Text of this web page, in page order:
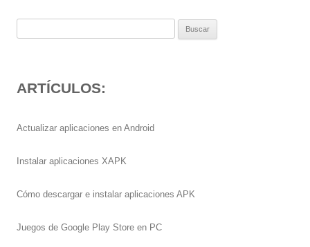
ARTÍCULOS:
Actualizar aplicaciones en Android
Instalar aplicaciones XAPK
Cómo descargar e instalar aplicaciones APK
Juegos de Google Play Store en PC